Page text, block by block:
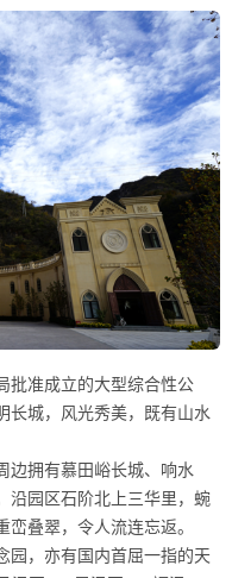
批准成立的大型综合性公
长城，风光秀美，既有山水
边拥有慕田峪长城、响水
沿园区石阶北上三华里，蜿
叠翠，令人流连忘返。
园，亦有国内首屈一指的天